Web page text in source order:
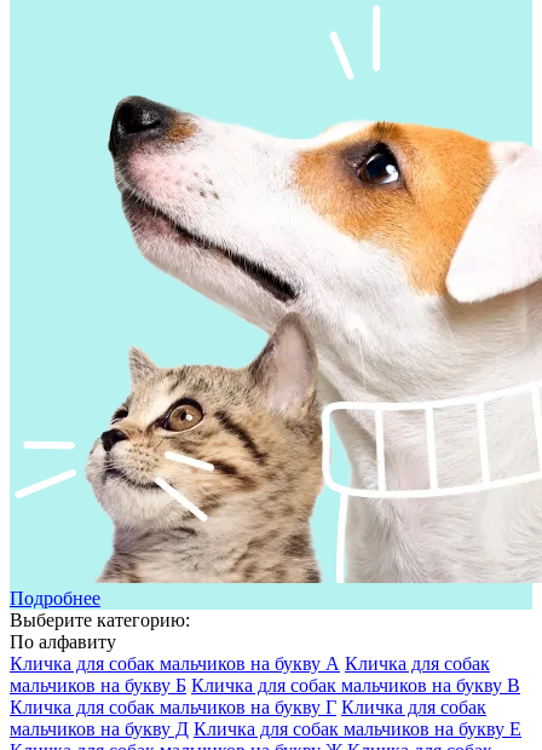
Подробнее
Выберите категорию:
По алфавиту
Кличка для собак мальчиков на букву А Кличка для собак
мальчиков на букву Б Кличка для собак мальчиков на букву В
Кличка для собак мальчиков на букву Г Кличка для собак
мальчиков на букву Д Кличка для собак мальчиков на букву Е